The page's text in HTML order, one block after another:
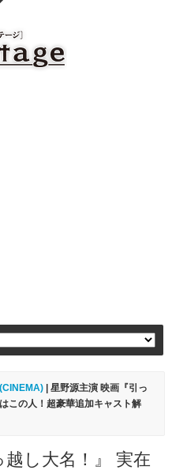
| 星野源主演 映画『引っ
この人！超豪華追加キャスト解
し大名！』 実在